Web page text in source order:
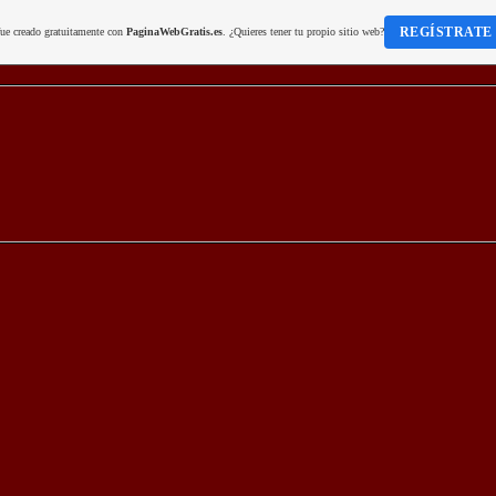
creado gratuitamente con PaginaWebGratis.es. ¿Quieres tener tu propio sitio web? REGÍSTRATE